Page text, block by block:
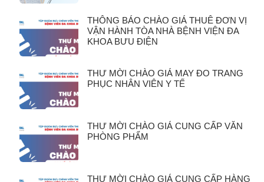
THÔNG BÁO CHÀO GIÁ THUÊ ĐƠN VỊ
VẬN HÀNH TÒA NHÀ BỆNH VIỆN ĐA
KHOA BƯU ĐIỆN
THƯ MỜI CHÀO GIÁ MAY ĐO TRANG
PHỤC NHÂN VIÊN Y TẾ
THƯ MỜI CHÀO GIÁ CUNG CẤP VĂN
PHÒNG PHẨM
THƯ MỜI CHÀO GIÁ CUNG CẤP HÀNG